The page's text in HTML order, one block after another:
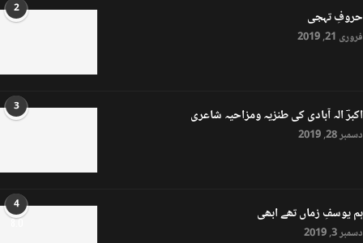
2 حروفِ تہجی
فروری 21, 2019
3 اکبرؔ الہ آبادی کی طنزیہ ومزاحیہ شاعری
دسمبر 28, 2019
4
8.0 ہم یوسفِ زماں تھے ابھی
دسمبر 3, 2019